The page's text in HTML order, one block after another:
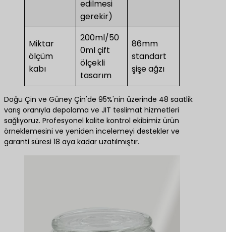
edilmesi
gerekir)
Miktar
ölçüm
kabı
200ml/50
0ml çift
ölçekli
tasarım
86mm
standart
şişe ağzı
Doğu Çin ve Güney Çin'de 95%'nin üzerinde 48 saatlik
varış oranıyla depolama ve JIT teslimat hizmetleri
sağlıyoruz. Profesyonel kalite kontrol ekibimiz ürün
örneklemesini ve yeniden incelemeyi destekler ve
garanti süresi 18 aya kadar uzatılmıştır.